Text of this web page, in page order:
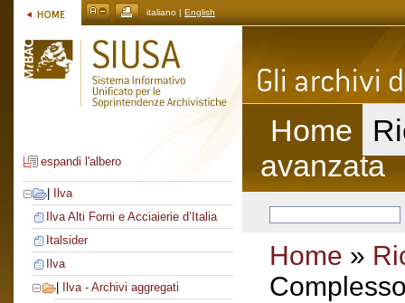
italiano | English
espandi l'albero
Ilva
Ilva Alti Forni e Acciaierie d’Italia
Italsider
Ilva
Ilva - Archivi aggregati
Home
avanzata
Home »